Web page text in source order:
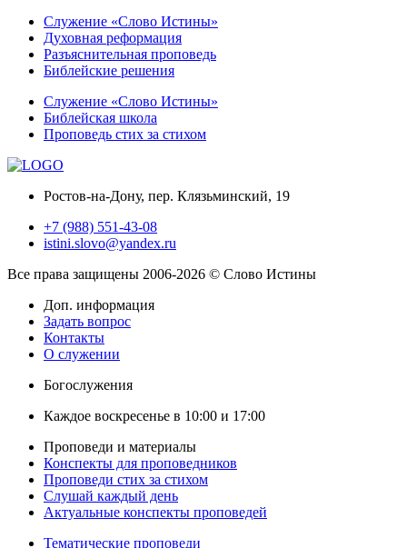
Служение «Слово Истины»
Духовная реформация
Разъяснительная проповедь
Библейские решения
Служение «Слово Истины»
Библейская школа
Проповедь стих за стихом
Ростов-на-Дону, пер. Клязьминский, 19
+7 (988) 551-43-08
istini.slovo@yandex.ru
Все права защищены 2006-2026 © Слово Истины
Доп. информация
Задать вопрос
Контакты
О служении
Богослужения
Каждое воскресенье в 10:00 и 17:00
Проповеди и материалы
Конспекты для проповедников
Проповеди стих за стихом
Слушай каждый день
Актуальные конспекты проповедей
Тематические проповеди